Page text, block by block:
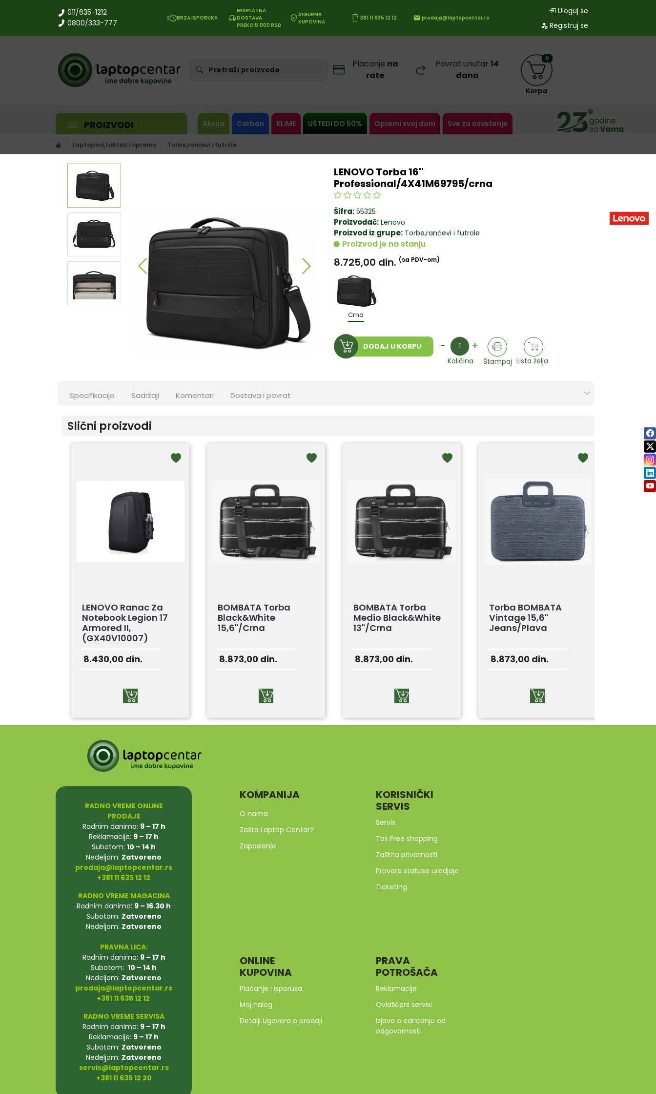
011/635-1212
0800/333-777
BRZA ISPORUKA
BESPLATNA
DOSTAVA
PREKO 5.000 RSD
SIGURNA
KUPOVINA
381 11 635 12 12 prodaja@laptopcentar.rs
Uloguj se
Registruj se
Placanje na
rate
Povrat unutar14
dana
0
Korpa
PROIZVODI Akcija Carbon KLIME UŠTEDI DO 50% Opremi svoj dom Sve za osveženje
Laptopovi,tableti i oprema Torbe,rančevi i futrole
LENOVO Torba 16''
Professional/4X41M69795/crna
Šifra: 55325
Proizvođač: Lenovo
Proizvod iz grupe: Torbe,rančevi i futrole
Proizvod je na stanju
8.725,00 din. (sa PDV-om)
Crna
DODAJ U KORPU - Količina +
Količina Štampaj Lista želja
Specifikacije Sadržaji Komentari Dostava i povrat
Slični proizvodi
LENOVO Ranac Za
Notebook Legion 17
Armored II,
(GX40V10007)
8.430,00 din.
BOMBATA Torba
Black&White
15,6"/Crna
8.873,00 din.
BOMBATA Torba
Medio Black&White
13"/Crna
8.873,00 din.
Torba BOMBATA
Vintage 15,6"
Jeans/Plava
8.873,00 din.
RADNO VREME ONLINE
PRODAJE
Radnim danima: 9 – 17 h
Reklamacije: 9 – 17 h
Subotom: 10 – 14 h
Nedeljom: Zatvoreno
prodaja@laptopcentar.rs
+381 11 635 12 12
RADNO VREME MAGACINA
Radnim danima: 9 – 16.30 h
Subotom: Zatvoreno
Nedeljom: Zatvoreno
PRAVNA LICA:
Radnim danima: 9 – 17 h
Subotom: 10 – 14 h
Nedeljom: Zatvoreno
prodaja@laptopcentar.rs
+381 11 635 12 12
RADNO VREME SERVISA
Radnim danima: 9 – 17 h
Reklamacije: 9 – 17 h
Subotom: Zatvoreno
Nedeljom: Zatvoreno
servis@laptopcentar.rs
+381 11 635 12 20
KOMPANIJA
O nama
Zašto Laptop Centar?
Zaposlenje
KORISNIČKI
SERVIS
Servis
Tax Free shopping
Zaštita privatnosti
Provera statusa uredjaja
Ticketing
ONLINE
KUPOVINA
Plaćanje i isporuka
Moj nalog
Detalji Ugovora o prodaji
PRAVA
POTROŠAČA
Reklamacije
Ovlašćeni servisi
Izjava o odricanju od
odgovornosti